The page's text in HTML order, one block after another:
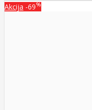
Akcija -69%